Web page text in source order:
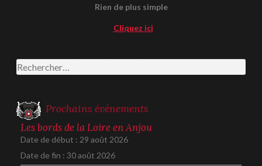
Rien de plus simple
Cliquez ici
Rechercher :
Prochains événements
Les bords de la Loire en Anjou
Date de début : 29 août 2026
Date de fin : 30 août 2026